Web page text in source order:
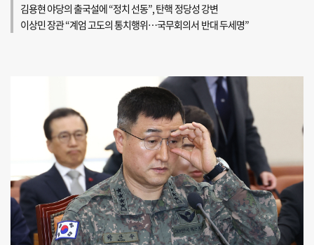
김용현 야당의 출국설에 “정치 선동”, 탄핵 정당성 강변
이상민 장관 “계엄 고도의 통치행위…국무회의서 반대 두세명”